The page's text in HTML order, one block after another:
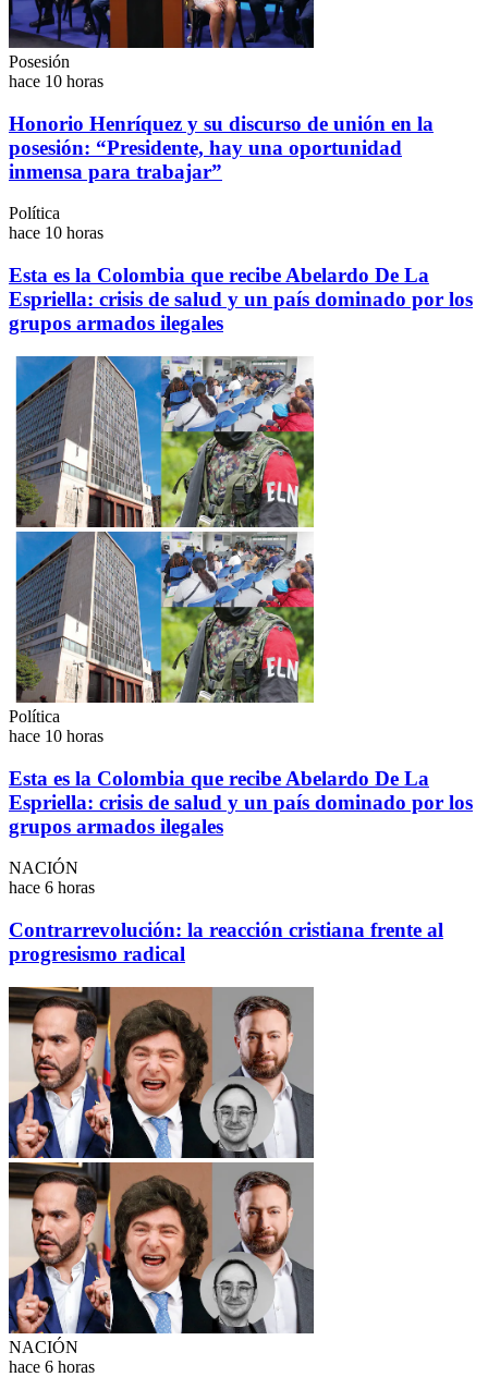
Posesión
hace 10 horas
Honorio Henríquez y su discurso de unión en la
posesión: “Presidente, hay una oportunidad
inmensa para trabajar”
Política
hace 10 horas
Esta es la Colombia que recibe Abelardo De La
Espriella: crisis de salud y un país dominado por los
grupos armados ilegales
Política
hace 10 horas
Esta es la Colombia que recibe Abelardo De La
Espriella: crisis de salud y un país dominado por los
grupos armados ilegales
NACIÓN
hace 6 horas
Contrarrevolución: la reacción cristiana frente al
progresismo radical
NACIÓN
hace 6 horas